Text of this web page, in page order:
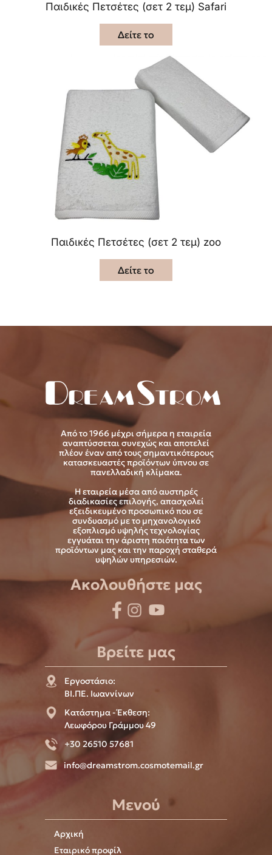
Παιδικές Πετσέτες (σετ 2 τεμ) Safari
Δείτε το
Παιδικές Πετσέτες (σετ 2 τεμ) zoo
Δείτε το
Από το 1966 μέχρι σήμερα η εταιρεία
αναπτύσσεται συνεχώς και αποτελεί
πλέον έναν από τους σημαντικότερους
κατασκευαστές προϊόντων ύπνου σε
πανελλαδική κλίμακα.
Η εταιρεία μέσα από αυστηρές
διαδικασίες επιλογής, απασχολεί
εξειδικευμένο προσωπικό που σε
συνδυασμό με το μηχανολογικό
εξοπλισμό υψηλής τεχνολογίας
εγγυάται την άριστη ποιότητα των
προϊόντων μας και την παροχή σταθερά
υψηλών υπηρεσιών.
Ακολουθήστε μας
Βρείτε μας
Εργοστάσιο:
ΒΙ.ΠΕ. Ιωαννίνων
Κατάστημα - Έκθεση:
Λεωφόρου Γράμμου 49
+30 26510 57681
info@dreamstrom.cosmotemail.gr
Μενού
Αρχική
Εταιρικό προφίλ